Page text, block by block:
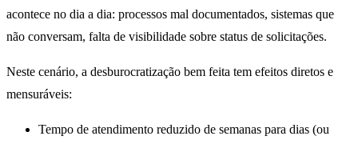
acontece no dia a dia: processos mal documentados, sistemas que
não conversam, falta de visibilidade sobre status de solicitações.
Neste cenário, a desburocratização bem feita tem efeitos diretos e
mensuráveis:
Tempo de atendimento reduzido de semanas para dias (ou